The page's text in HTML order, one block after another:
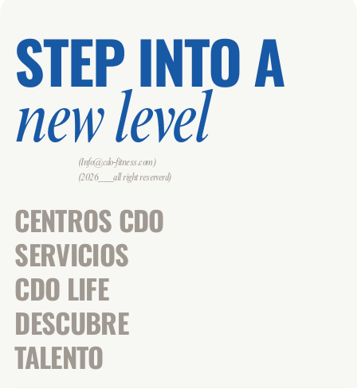
STEP INTO A
new level
(Info@cdo-fitness.com)
(2026___all right reserverd)
CENTROS CDO
SERVICIOS
CDO LIFE
DESCUBRE
TALENTO